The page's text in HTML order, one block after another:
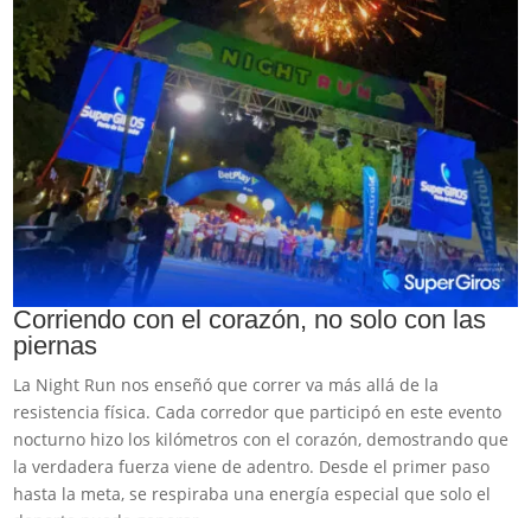
Corriendo con el corazón, no solo con las
piernas
La Night Run nos enseñó que correr va más allá de la
resistencia física. Cada corredor que participó en este evento
nocturno hizo los kilómetros con el corazón, demostrando que
la verdadera fuerza viene de adentro. Desde el primer paso
hasta la meta, se respiraba una energía especial que solo el